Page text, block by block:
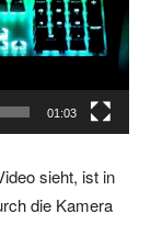
01:03
sieht, ist in
die Kamera